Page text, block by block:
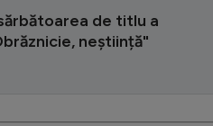
de titlu a
neștiință"